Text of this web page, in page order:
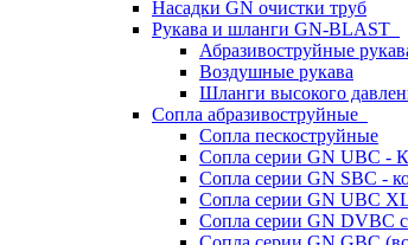
Насадки GN очистки труб
Рукава и шланги GN-BLAST
Абразивоструйные
Воздушные рукава
Шланги высокого
Сопла абразивоструйные
Сопла пескоструйные
Сопла серии GN UBC -
Сопла серии GN SBC -
Сопла серии GN UBC
Сопла серии GN DVBC